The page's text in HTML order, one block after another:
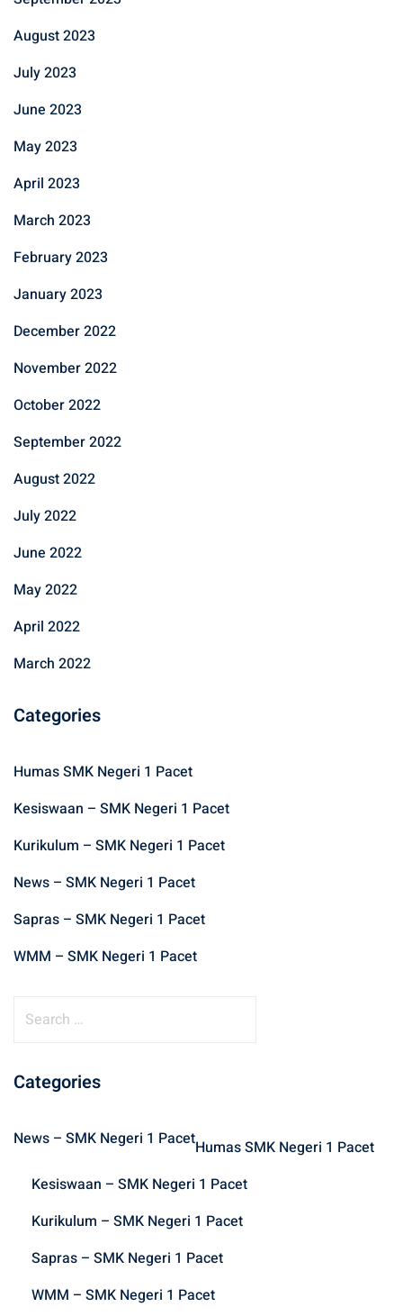
August 2023
July 2023
June 2023
May 2023
April 2023
March 2023
February 2023
January 2023
December 2022
November 2022
October 2022
September 2022
August 2022
July 2022
June 2022
May 2022
April 2022
March 2022
Categories
Humas SMK Negeri 1 Pacet
Kesiswaan – SMK Negeri 1 Pacet
Kurikulum – SMK Negeri 1 Pacet
News – SMK Negeri 1 Pacet
Sapras – SMK Negeri 1 Pacet
WMM – SMK Negeri 1 Pacet
r
f
Categories
News – SMK Negeri 1 PacetHumas SMK Negeri 1 Pacet
Kesiswaan – SMK Negeri 1 Pacet
Kurikulum – SMK Negeri 1 Pacet
Sapras – SMK Negeri 1 Pacet
WMM – SMK Negeri 1 Pacet